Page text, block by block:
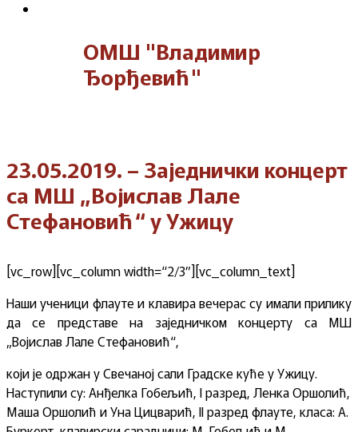
ОМШ "Владимир
Ђорђевић"
23.05.2019. – Заједнички концерт
са МШ „Војислав Лале
Стефановић“ у Ужицу
[vc_row][vc_column width=“2/3″][vc_column_text]
Наши ученици флауте и клавира вечерас су имали прилику
да се представе на заједничком концерту са МШ
„Војислав Лале Стефановић“,
који је одржан у Свечаној сали Градске куће у Ужицу.
Наступили су: Анђелка Гобељић, I разред, Ленка Оршолић,
Маша Оршолић и Уна Цицварић, II разред флауте, класа: А.